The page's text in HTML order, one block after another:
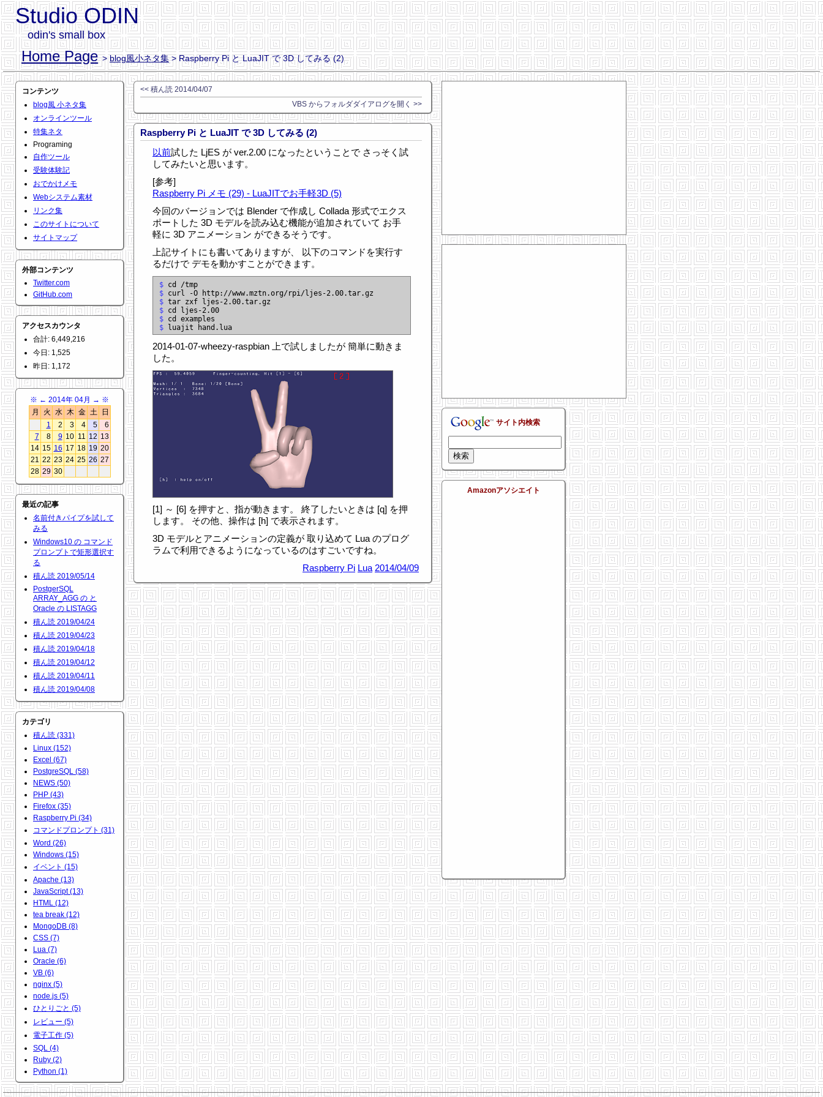
Studio ODIN
odin's small box
Home Page >blog風小ネタ集> Raspberry Pi と LuaJIT で 3D してみる (2)
コンテンツ
blog風 小ネタ集
オンラインツール
特集ネタ
Programing
自作ツール
受験体験記
おでかけメモ
Webシステム素材
リンク集
このサイトについて
サイトマップ
外部コンテンツ
Twitter.com
GitHub.com
アクセスカウンタ
合計: 6,449,216
今日: 1,525
昨日: 1,172
※ ← 2014年 04月 → ※
月
火 水 木 金 土
日
1
2 3 4 5
6
7
8 9 10 11 12 13
14 15 16 17 18 19 20
21 22 23 24 25 26 27
28 29 30
最近の記事
名前付きパイプを試して
みる
Windows10 の コマンド
プロンプトで矩形選択す
る
積ん読 2019/05/14
PostgerSQL
ARRAY_AGG の と
Oracle の LISTAGG
積ん読 2019/04/24
積ん読 2019/04/23
積ん読 2019/04/18
積ん読 2019/04/12
積ん読 2019/04/11
積ん読 2019/04/08
カテゴリ
積ん読 (331)
Linux (152)
Excel (67)
PostgreSQL (58)
NEWS (50)
PHP (43)
Firefox (35)
Raspberry Pi (34)
コマンドプロンプト (31)
Word (26)
Windows (15)
イベント (15)
Apache (13)
JavaScript (13)
HTML (12)
tea break (12)
MongoDB (8)
CSS (7)
Lua (7)
Oracle (6)
VB (6)
nginx (5)
node.js (5)
ひとりごと (5)
レビュー (5)
電子工作 (5)
SQL (4)
Ruby (2)
Python (1)
<< 積ん読 2014/04/07
VBS からフォルダダイアログを開く >>
Raspberry Pi と LuaJIT で 3D してみる (2)
以前試した LjES が ver.2.00 になったということで さっそく試
してみたいと思います。
[参考]
Raspberry Pi メモ (29) - LuaJITでお手軽3D (5)
今回のバージョンでは Blender で作成し Collada 形式でエクス
ポートした 3D モデルを読み込む機能が追加されていて お手
軽に 3D アニメーション ができるそうです。
上記サイトにも書いてありますが、 以下のコマンドを実行す
るだけで デモを動かすことができます。
$
$
$
$
$
$
2014-01-07-wheezy-raspbian 上で試しましたが 簡単に動きま
した。
[1] ～ [6] を押すと、指が動きます。 終了したいときは [q] を押
します。 その他、操作は [h] で表示されます。
3D モデルとアニメーションの定義が 取り込めて Lua のプログ
ラムで利用できるようになっているのはすごいですね。
Raspberry Pi Lua 2014/04/09
サイト内検索
Amazonアソシエイト